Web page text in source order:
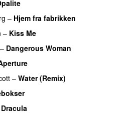
– Hjem fra fabrikken
– Kiss Me
– Dangerous Woman
– Water (Remix)
Dracula